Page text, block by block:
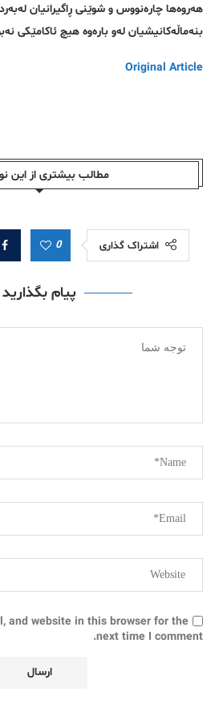
هەروەها چارەنووس و شوێنی ڕاگیرانیان
بنەماڵەکانیشیان لەو بارەوە هیچ ئاکامێکی
Original Article
مطالب بیشتری از این
اشتراک گذاری 0
پیام بگذارید
and website in this browser for the
next time I comment.